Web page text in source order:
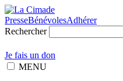
PresseBénévolesAdhérer
Rechercher
Je fais un don
MENU